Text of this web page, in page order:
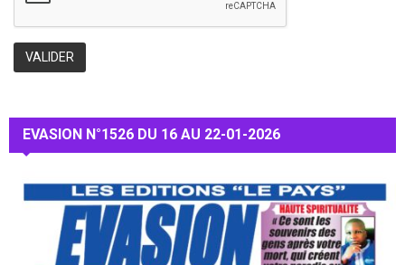
EVASION N°1526 DU 16 AU 22-01-2026